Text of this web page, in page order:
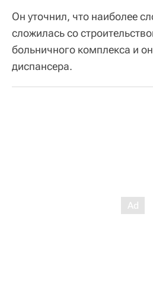
Он уточнил, что наиболее
сложилась со
больничного комплекса и
диспансера.